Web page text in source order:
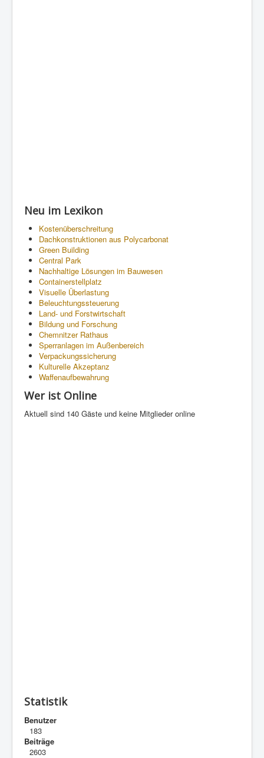
Neu im Lexikon
Kostenüberschreitung
Dachkonstruktionen aus Polycarbonat
Green Building
Central Park
Nachhaltige Lösungen im Bauwesen
Containerstellplatz
Visuelle Überlastung
Beleuchtungssteuerung
Land- und Forstwirtschaft
Bildung und Forschung
Chemnitzer Rathaus
Sperranlagen im Außenbereich
Verpackungssicherung
Kulturelle Akzeptanz
Waffenaufbewahrung
Wer ist Online
Aktuell sind 140 Gäste und keine Mitglieder online
Statistik
Benutzer
183
Beiträge
2603